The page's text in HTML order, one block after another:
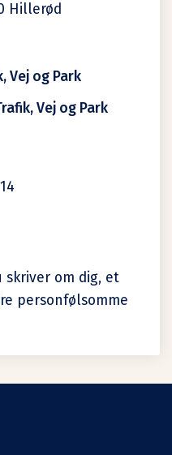
Hillerød
Vej og Park
Vej og Park
skriver om dig, et
personfølsomme